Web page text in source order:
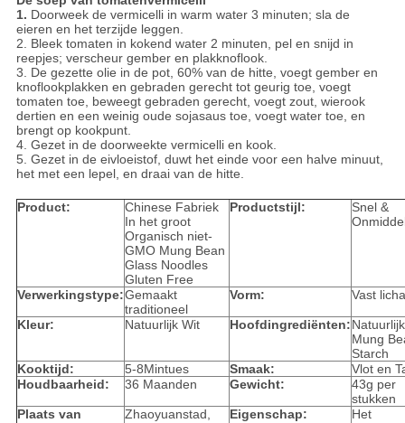
1. Doorweek de vermicelli in warm water 3 minuten; sla de
eieren en het terzijde leggen.
2. Bleek tomaten in kokend water 2 minuten, pel en snijd in
reepjes; verscheur gember en plakknoflook.
3. De gezette olie in de pot, 60% van de hitte, voegt gember en
knoflookplakken en gebraden gerecht tot geurig toe, voegt
tomaten toe, beweegt gebraden gerecht, voegt zout, wierook
dertien en een weinig oude sojasaus toe, voegt water toe, en
brengt op kookpunt.
4. Gezet in de doorweekte vermicelli en kook.
5. Gezet in de eivloeistof, duwt het einde voor een halve minuut,
het met een lepel, en draai van de hitte.
Product:
Chinese Fabriek
In het groot
Organisch niet-
GMO Mung Bean
Glass Noodles
Gluten Free
Productstijl:
Snel &
Verwerkingstype:Gemaakt
traditioneel
Vorm: Vast
Kleur: Natuurlijk Wit Hoofdingrediënten:
Mung
Starch
Kooktijd:
5-8Mintues Smaak:
Vlot en
Houdbaarheid:
36 Maanden Gewicht:
43g per
stukken
Plaats van
Zhaoyuanstad,
Eigenschap:
Het